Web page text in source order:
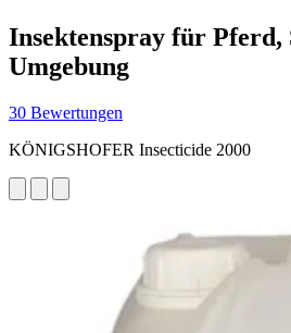
Insektenspray für
Umgebung
30 Bewertungen
KÖNIGSHOFER Insecticide 2000